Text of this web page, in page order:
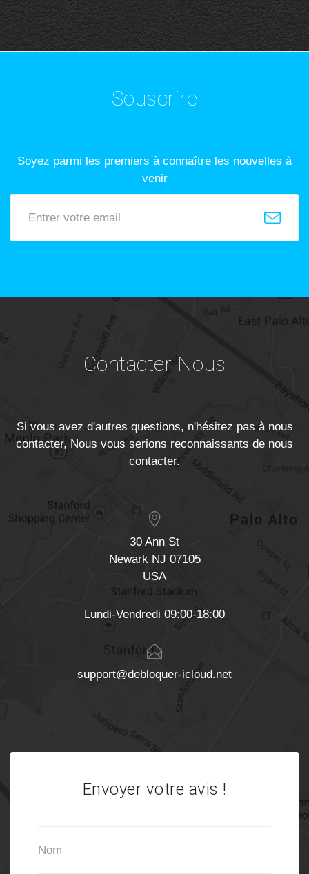
Souscrire
Soyez parmi les premiers à connaître les nouvelles à
venir
Contacter Nous
Si vous avez d'autres questions, n'hésitez pas à nous
contacter, Nous vous serions reconnaissants de nous
contacter.
30 Ann St
Newark NJ 07105
USA
Lundi-Vendredi 09:00-18:00
support@debloquer-icloud.net
Envoyer votre avis !